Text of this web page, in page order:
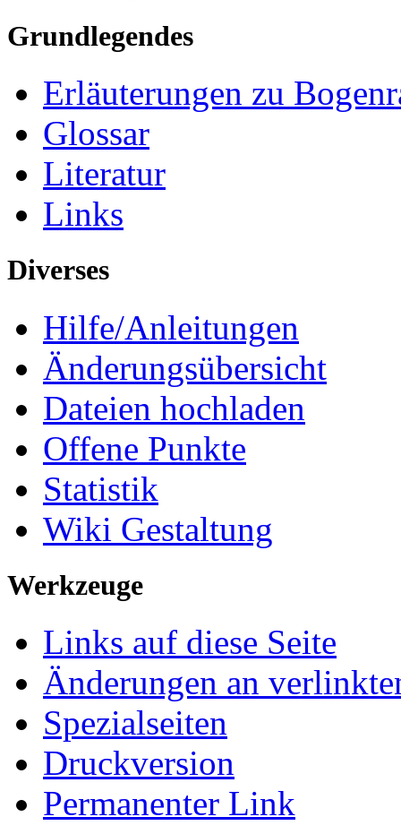
Grundlegendes
Erläuterungen zu
Glossar
Literatur
Links
Diverses
Hilfe/Anleitungen
Änderungsübersicht
Dateien hochladen
Offene Punkte
Statistik
Wiki Gestaltung
Werkzeuge
Links auf diese Seite
Änderungen an
Spezialseiten
Druckversion
Permanenter Link